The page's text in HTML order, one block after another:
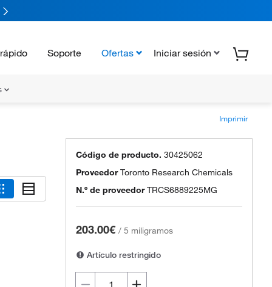
Soporte Ofertas Iniciar sesión
Imprimir
Código de producto. 30425062
ProveedorToronto Research Chemicals
N.º de proveedor TRCS6889225MG
203.00€ / 5 miligramos
Artículo restringido